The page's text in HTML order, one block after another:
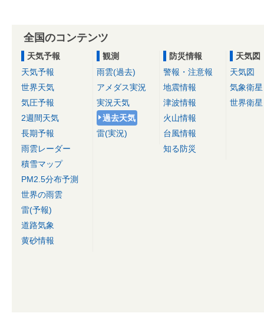
全国のコンテンツ
天気予報
天気予報
世界天気
気圧予報
2週間天気
長期予報
雨雲レーダー
積雪マップ
PM2.5分布予測
世界の雨雲
雷(予報)
道路気象
黄砂情報
観測
雨雲(過去)
アメダス実況
実況天気
過去天気
雷(実況)
防災情報
警報・注意報
地震情報
津波情報
火山情報
台風情報
知る防災
天気図
天気図
気象衛星
世界衛星